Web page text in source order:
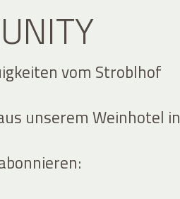
vom Stroblhof
unserem Weinhotel in